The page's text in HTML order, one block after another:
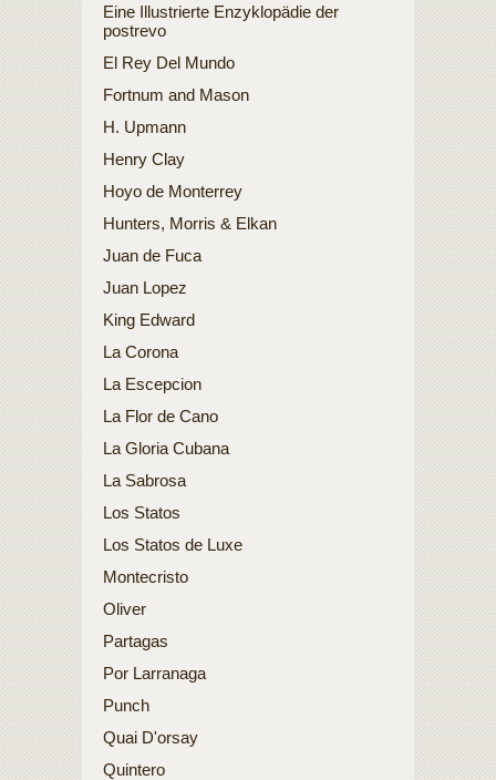
Eine Illustrierte Enzyklopädie der
postrevo
El Rey Del Mundo
Fortnum and Mason
H. Upmann
Henry Clay
Hoyo de Monterrey
Hunters, Morris & Elkan
Juan de Fuca
Juan Lopez
King Edward
La Corona
La Escepcion
La Flor de Cano
La Gloria Cubana
La Sabrosa
Los Statos
Los Statos de Luxe
Montecristo
Oliver
Partagas
Por Larranaga
Punch
Quai D'orsay
Quintero